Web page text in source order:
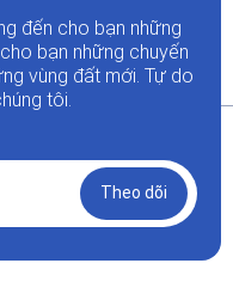
đến cho bạn những
bạn những chuyến
vùng đất mới. Tự do
tôi.
Theo dõi